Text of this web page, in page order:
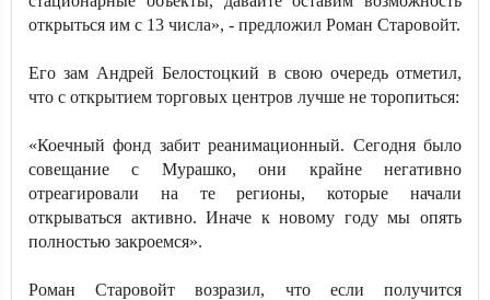
открыться им с 13 числа», - предложил Роман Старовойт.
Его зам Андрей Белостоцкий в свою очередь отметил,
что с открытием торговых центров лучше не торопиться:
«Коечный фонд забит реанимационный. Сегодня было
совещание с Мурашко, они крайне негативно
отреагировали на те регионы, которые начали
открываться активно. Иначе к новому году мы опять
полностью закроемся».
Роман Старовойт возразил, что если получится